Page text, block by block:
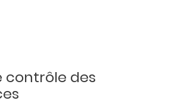
contrôle des